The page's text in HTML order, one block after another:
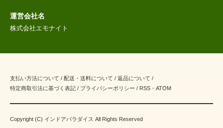
運営会社名
株式会社エモナイト
支払い方法について / 配送・送料について / 返品について /
特定商取引法に基づく表記 / プライバシーポリシー / RSS ・ ATOM
Copyright (C) インドアパラダイス All Rights Reserved